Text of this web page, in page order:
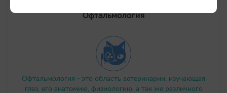
Офтальмология
Офтальмология - это область ветеринарии, изучающая
глаз, его анатомию, физиологию, а так же различного